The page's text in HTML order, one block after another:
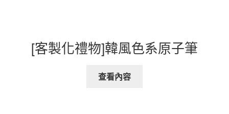
[客製化禮物]韓風色系原子筆
查看內容